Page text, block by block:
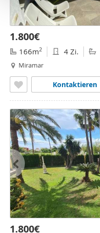
1.800€
166m2 4 Zi.
Miramar
Kontaktieren
1.800€